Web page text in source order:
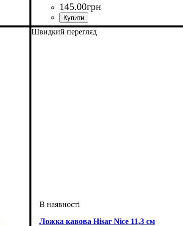
145.00грн
Швидкий перегляд
Ложка кавова Hisar Nice 11,3 см